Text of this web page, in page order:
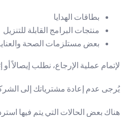
بطاقات الهدايا
منتجات البرامج القابلة للتنزيل
بعض مستلزمات الصحة
لإتمام عملية الإرجاع، نطلب إيصالاً أو
يُرجى عدم إعادة مشترياتك إلى
هناك بعض الحالات التي يتم فيها